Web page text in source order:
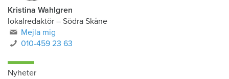
Kristina Wahlgren
lokalredaktör – Södra Skåne
Mejla mig
010-459 23 63
Nyheter